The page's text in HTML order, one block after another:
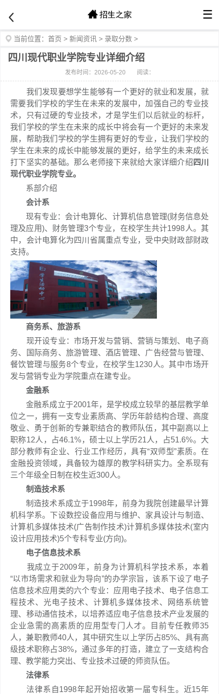
☰
当前位置： 首页 > 新闻资讯 > 录取分数 >
四川现代职业学院专业详细介绍
发布时间：2026-05-20 阅读：
我们发现要想学生能够有一个更好的就业和发展，就
需要我们学校的学生在未来的发展中，加强自己的专业技
术，只有过硬的专业技术，才是学生们以后就业的标杆，
我们学校的学生在未来的成长中将会有一个更好的未来发
展，帮助我们学校的学生拥有更好的专业，让我们学校的
学生在未来的成长中能够发展的更好，给学生的未来成长
打下坚实的基础。那么老师接下来就给大家详细介绍 四川
现代职业学院专业。
系部介绍
会计系
现有专业：会计电算化、计算机信息管理(财务信息处
理及应用)、财务管理3个专业，在校学生共计1998人。其
中，会计电算化为四川省属重点专业，受中央财政部财政
支持。
商务系、旅游系
现开设专业：市场开发与营销、营销与策划、电子商
务、国际商务、旅游管理、酒店管理、广告经营与管理、
餐饮管理与服务8个专业，在校学生1230人。其中市场开
发与营销专业为学院重点在建专业。
金融系
金融系成立于2001年，是学校成立较早的基层教学单
位之一，拥有一支专业素质高、学历年龄结构合理、高度
敬业、勇于创新的专兼职结合的教师队伍，其中副高以上
职称12人，占46.1%，硕士以上学历21人，占51.6%。大
部分教师有企业、行业工作经历，具有“双师型”素质。在
金融投资领域，具备较为雄厚的教学科研实力。全系现有
三个年级全日制在校生近300人。
制造技术系
制造技术系成立于1998年，前身为我院创建最早计算
机科学系。下设数控设备应用与维护、家具设计与制造、
计算机多媒体技术(广告制作技术)计算机多媒体技术(室内
设计应用技术)5个专科专业(方向)。
电子信息技术系
我成立于2009年，前身为计算机科学技术系，本着
“以市场需求和就业为导向”的办学宗旨，该系下设了电子
信息技术应用类的六个专业：应用电子技术、电子信息工
程技术、光电子技术、计算机多媒体技术、网络系统管
理、移动通信技术，以培养适应电子信息技术产业发展的
企业急需的高素质的应用型专门人才。目前专任教师35
人，兼职教师40人，其中研究生以上学历占85%、具有高
级技术职称占38%，通过多年的打造，建立了一支结构合
理、教学能力突出、专业技术过硬的师资队伍。
法律系
法律系自1998年起开始招收第一届专科生。近15年